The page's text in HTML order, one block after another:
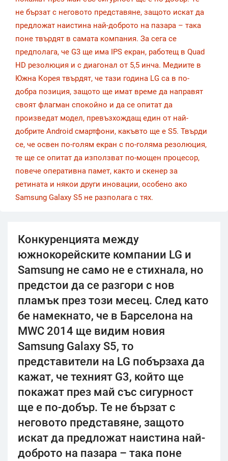
не бързат с неговото представяне, защото искат да
предложат наистина най-доброто на пазара – така
поне твърдят в самата компания. За сега се
предполага, че G3 ще има IPS екран, работещ в Quad
HD резолюция и с диагонал от 5,5 инча. Медиите в
Южна Корея твърдят, че тази година LG са в по-
добра позиция, защото ще имат време да направят
своят флагман спокойно и да се опитат да
произведат модел, превъзхождащ един от най-
добрите Android смартфони, какъвто ще е S5. Твърди
се, че освен по-голям екран с по-голяма резолюция,
те ще се опитат да използват по-мощен процесор,
повече оперативна памет, както и скенер за
ретината и някои други иновации, особено ако
Samsung Galaxy S5 не разполага с тях.
Конкуренцията между
южнокорейските компании LG и
Samsung не само не е стихнала, но
предстои да се разгори с нов
пламък през този месец. След като
бе намекнато, че в Барселона на
MWC 2014 ще видим новия
Samsung Galaxy S5, то
представители на LG побързаха да
кажат, че техният G3, който ще
покажат през май със сигурност
ще е по-добър. Те не бързат с
неговото представяне, защото
искат да предложат наистина най-
доброто на пазара – така поне